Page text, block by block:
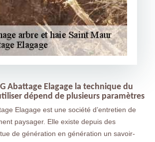
Abattage Elagage la technique du
dépend de plusieurs paramètres
Elagage est une société d’entretien de
paysager. Elle existe depuis des
de génération en génération un savoir-